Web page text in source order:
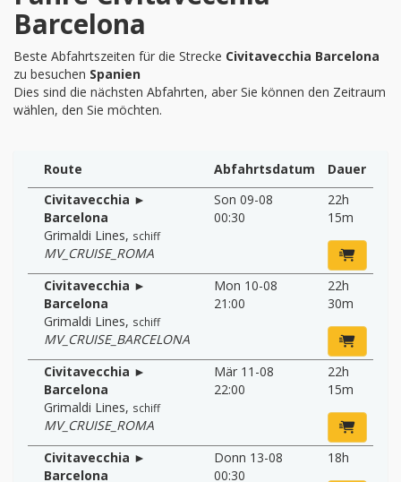
Barcelona
Beste Abfahrtszeiten für die Strecke Civitavecchia Barcelona
zu besuchen Spanien
Dies sind die nächsten Abfahrten, aber Sie können den Zeitraum
wählen, den Sie möchten.
Route Abfahrtsdatum
Dauer
Civitavecchia ►
Barcelona
Grimaldi Lines, schiff
MV_CRUISE_ROMA
Son 09-08
00:30
22h
15m
Civitavecchia ►
Barcelona
Grimaldi Lines, schiff
MV_CRUISE_BARCELONA
Mon 10-08
21:00
22h
30m
Civitavecchia ►
Barcelona
Grimaldi Lines, schiff
MV_CRUISE_ROMA
Mär 11-08
22:00
22h
15m
Civitavecchia ►
Barcelona
Donn 13-08
00:30
18h